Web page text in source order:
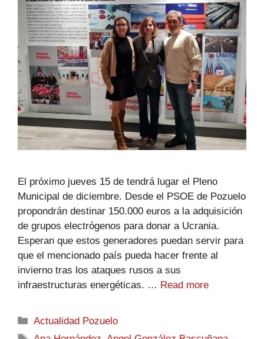
El próximo jueves 15 de tendrá lugar el Pleno
Municipal de diciembre. Desde el PSOE de Pozuelo
propondrán destinar 150.000 euros a la adquisición
de grupos electrógenos para donar a Ucrania.
Esperan que estos generadores puedan servir para
que el mencionado país pueda hacer frente al
invierno tras los ataques rusos a sus
infraestructuras energéticas. … Read more
Actualidad Pozuelo